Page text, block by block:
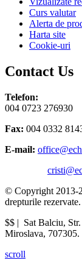
Curs valutar
Alerta de
Harta site
Cookie-uri
Contact Us
Telefon:
004 0723 276930
Fax: 004 0332
E-mail:
© Copyright 2013-
drepturile rezervate.
$$ | Sat Balciu,
Miroslava, 707305.
scroll